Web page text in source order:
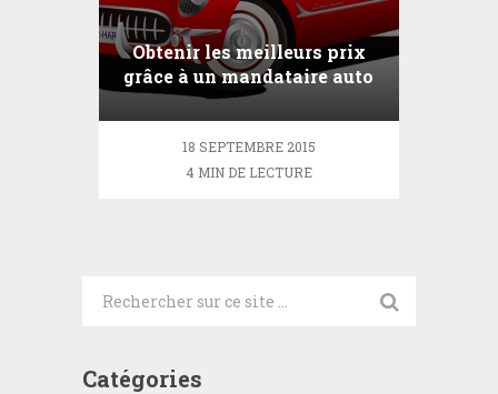
Obtenir les meilleurs prix
grâce à un mandataire auto
18 SEPTEMBRE 2015
4 MIN DE LECTURE
Catégories